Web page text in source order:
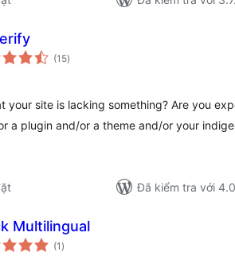
(15tổng
đánh
)
your site is lacking something? Are you
a plugin and/or a theme and/or your
Đã kiểm tra với
Multilingual
(1 tổng
đánh
)